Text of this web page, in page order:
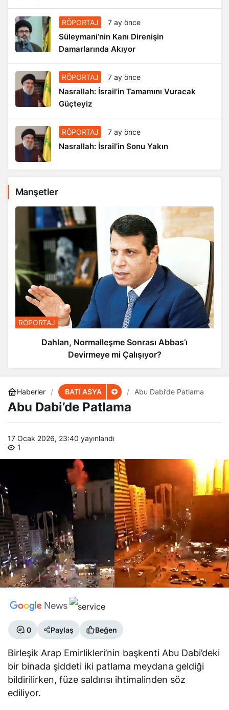
RÖPORTAJ 7 ay önce
Süleymani’nin Kanı Direnişin
Damarlarında Akıyor
RÖPORTAJ 7 ay önce
Nasrallah: İsrail’in Tamamını Vuracak
Güçteyiz
RÖPORTAJ 7 ay önce
Nasrallah: İsrail’in Sonu Yakın
Manşetler
RÖPORTAJ
Dahlan, Normalleşme Sonrası Abbas’ı
Devirmeye mi Çalışıyor?
Haberler BATI ASYA Abu Dabi’de Patlama
Abu Dabi’de Patlama
17 Ocak 2026, 23:40 yayınlandı
1
0 Paylaş Beğen
Birleşik Arap Emirlikleri’nin başkenti Abu Dabi’deki
bir binada şiddeti iki patlama meydana geldiği
bildirilirken, füze saldırısı ihtimalinden söz
ediliyor.